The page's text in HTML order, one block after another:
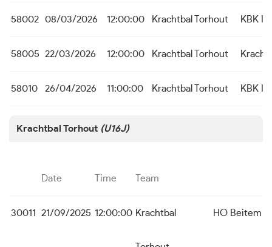
58002 08/03/2026 12:00:00 Krachtbal Torhout KBK
58005 22/03/2026 12:00:00 Krachtbal Torhout
58010 26/04/2026 11:00:00 Krachtbal Torhout KBK
Krachtbal Torhout (U16J)
Date Time Team
30011 21/09/2025 12:00:00 Krachtbal HO Beitem